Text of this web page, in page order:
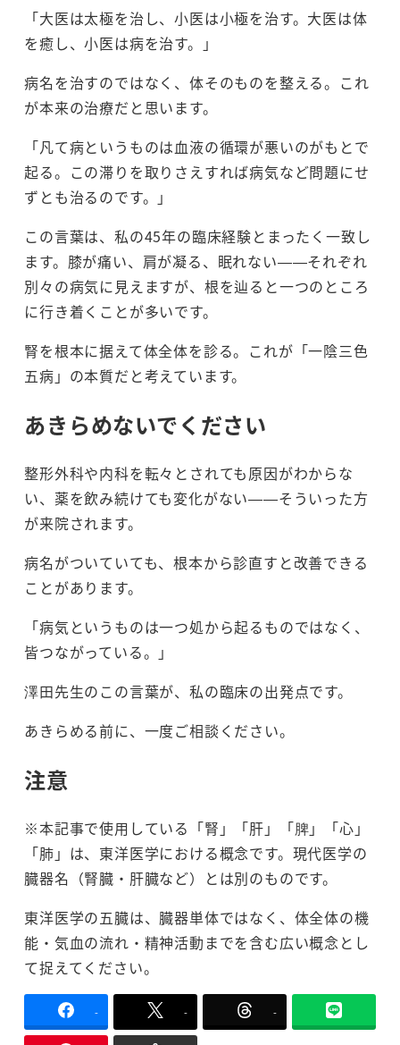
「大医は太極を治し、小医は小極を治す。大医は体
を癒し、小医は病を治す。」
病名を治すのではなく、体そのものを整える。これ
が本来の治療だと思います。
「凡て病というものは血液の循環が悪いのがもとで
起る。この滞りを取りさえすれば病気など問題にせ
ずとも治るのです。」
この言葉は、私の45年の臨床経験とまったく一致し
ます。膝が痛い、肩が凝る、眠れない——それぞれ
別々の病気に見えますが、根を辿ると一つのところ
に行き着くことが多いです。
腎を根本に据えて体全体を診る。これが「一陰三色
五病」の本質だと考えています。
あきらめないでください
整形外科や内科を転々とされても原因がわからな
い、薬を飲み続けても変化がない——そういった方
が来院されます。
病名がついていても、根本から診直すと改善できる
ことがあります。
「病気というものは一つ処から起るものではなく、
皆つながっている。」
澤田先生のこの言葉が、私の臨床の出発点です。
あきらめる前に、一度ご相談ください。
注意
※本記事で使用している「腎」「肝」「脾」「心」
「肺」は、東洋医学における概念です。現代医学の
臓器名（腎臓・肝臓など）とは別のものです。
東洋医学の五臓は、臓器単体ではなく、体全体の機
能・気血の流れ・精神活動までを含む広い概念とし
て捉えてください。
- - -